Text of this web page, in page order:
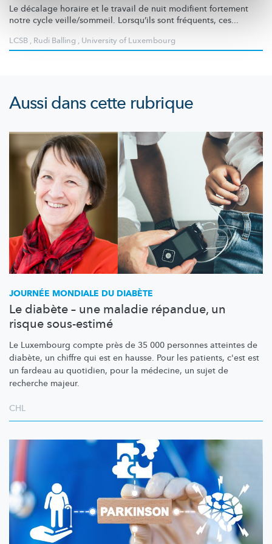
Le décalage horaire et le travail de nuit modifient fortement
notre cycle veille/sommeil. Lorsqu’ils sont fréquents, ces...
LCSB , Rudi Balling , University of Luxembourg
Aussi dans cette rubrique
JOURNÉE MONDIALE DU DIABÈTE
Le diabète – une maladie répandue, un
risque sous-estimé
Le Luxembourg compte près de 35 000 personnes atteintes de
diabète, un chiffre qui est en hausse. Pour les patients, c'est est
un fardeau au quotidien, pour la médecine, un sujet de
recherche majeur.
CHL